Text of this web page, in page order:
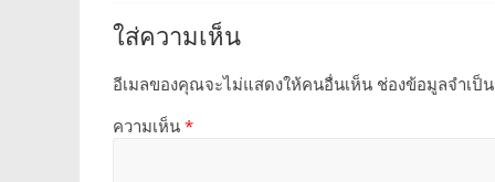
ใส่ความเห็น
อีเมลของคุณจะไม่แสดงให้คนอื่นเห็น ช่องข้อมูลจำเป็
ความเห็น *